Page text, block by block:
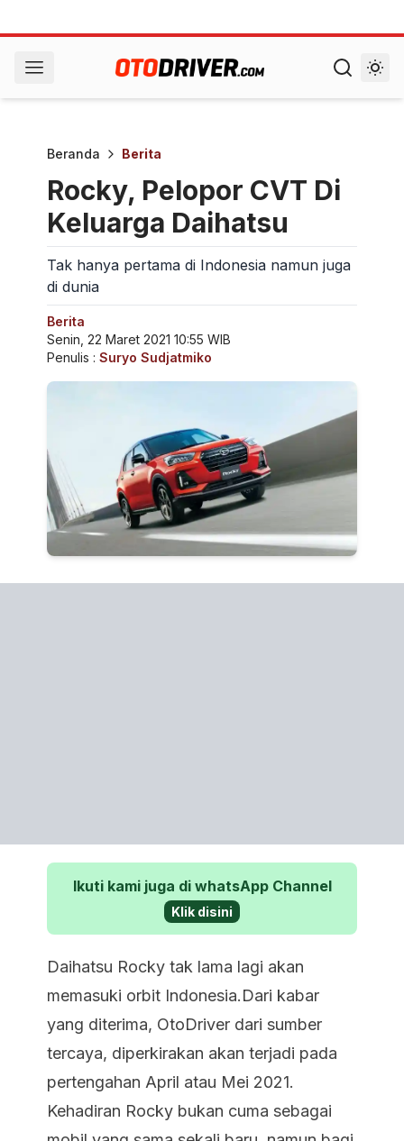
Beranda Berita
Rocky, Pelopor CVT Di
Keluarga Daihatsu
Tak hanya pertama di Indonesia namun juga
di dunia
Berita
Senin, 22 Maret 2021 10:55 WIB
Penulis : Suryo Sudjatmiko
Ikuti kami juga di whatsApp Channel
Klik disini
Daihatsu Rocky tak lama lagi akan
memasuki orbit Indonesia.Dari kabar
yang diterima, OtoDriver dari sumber
tercaya, diperkirakan akan terjadi pada
pertengahan April atau Mei 2021.
Kehadiran Rocky bukan cuma sebagai